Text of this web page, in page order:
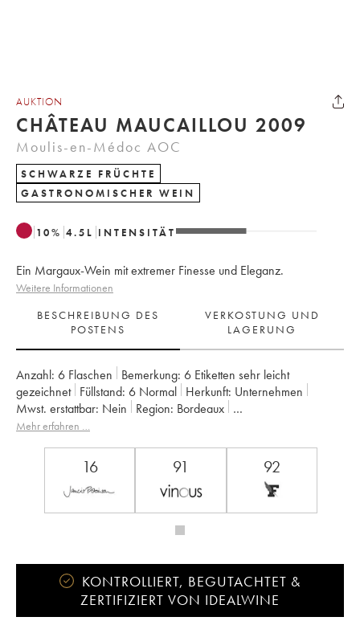
AUKTION
CHÂTEAU MAUCAILLOU 2009
Moulis-en-Médoc AOC
SCHWARZE FRÜCHTE
GASTRONOMISCHER WEIN
10% 4.5 L INTENSITÄT
Ein Margaux-Wein mit extremer Finesse und Eleganz.
Weitere Informationen
BESCHREIBUNG DES
POSTENS
VERKOSTUNG UND
LAGERUNG
Anzahl: 6 Flaschen Bemerkung: 6 Etiketten sehr leicht
gezeichnet Füllstand: 6 Normal Herkunft:
unternehmen
Mwst. erstattbar:
nein Region:
Bordeaux
Appellation:
Mehr erfahren …
16 91 92
KONTROLLIERT, BEGUTACHTET &
ZERTIFIZIERT VON IDEALWINE